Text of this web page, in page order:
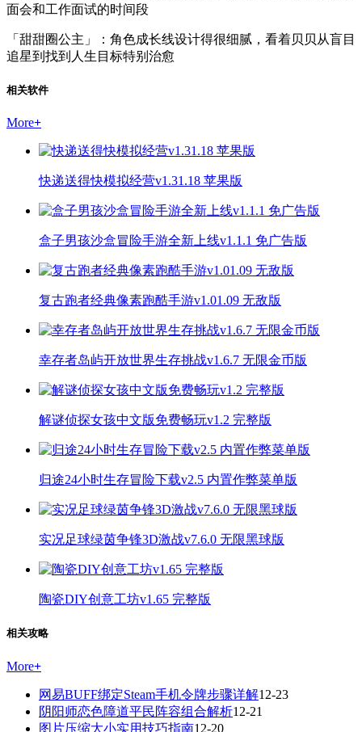
面会和工作面试的时间段
「甜甜圈公主」：角色成长线设计得很细腻，看着贝贝从盲目
追星到找到人生目标特别治愈
相关软件
More+
快递送得快模拟经营v1.31.18 苹果版
盒子男孩沙盒冒险手游全新上线v1.1.1 免广告版
复古跑者经典像素跑酷手游v1.01.09 无敌版
幸存者岛屿开放世界生存挑战v1.6.7 无限金币版
解谜侦探女孩中文版免费畅玩v1.2 完整版
归途24小时生存冒险下载v2.5 内置作弊菜单版
实况足球绿茵争锋3D激战v7.6.0 无限黑球版
陶瓷DIY创意工坊v1.65 完整版
相关攻略
More+
网易BUFF绑定Steam手机令牌步骤详解12-23
阴阳师恋色障道平民阵容组合解析12-21
图片压缩大小实用技巧指南12-20